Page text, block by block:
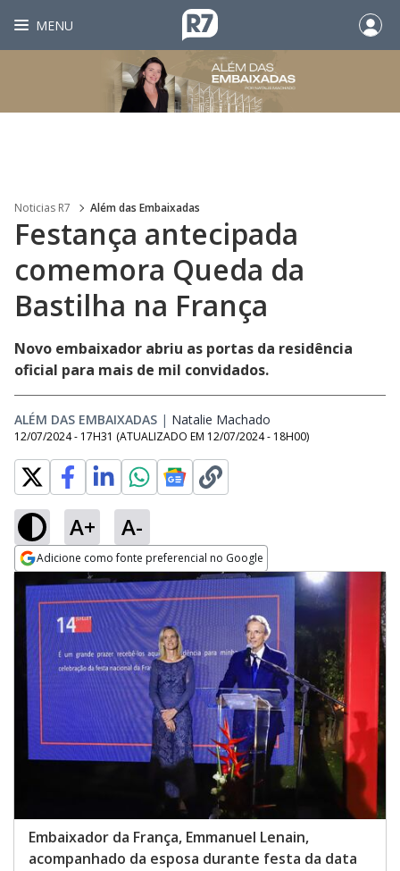
MENU
Noticias R7 Além das Embaixadas
Festança antecipada
comemora Queda da
Bastilha na França
Novo embaixador abriu as portas da residência
oficial para mais de mil convidados.
ALÉM DAS EMBAIXADAS | Natalie Machado
12/07/2024 - 17H31 (ATUALIZADO EM 12/07/2024 - 18H00)
A+ A-
Adicione como fonte preferencial no Google
Opens in new window
Embaixador da França, Emmanuel Lenain,
acompanhado da esposa durante festa da data